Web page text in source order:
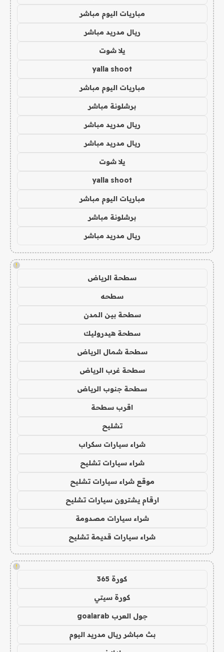
مباريات اليوم مباشر
ريال مدريد مباشر
يلا شوت
yalla shoot
مباريات اليوم مباشر
برشلونة مباشر
ريال مدريد مباشر
ريال مدريد مباشر
يلا شوت
yalla shoot
مباريات اليوم مباشر
برشلونة مباشر
ريال مدريد مباشر
!
سطحة الرياض
سطحه
سطحة بين المدن
سطحة هيدروليك
سطحة شمال الرياض
سطحة غرب الرياض
سطحة جنوب الرياض
اقرب سطحة
تشليح
شراء سيارات سكراب
شراء سيارات تشليح
موقع شراء سيارات تشليح
ارقام يشترون سيارات تشليح
شراء سيارات مصدومة
شراء سيارات قديمة تشليح
!
كورة 365
كورة سيتي
جول العرب goalarab
بث مباشر ريال مدريد اليوم